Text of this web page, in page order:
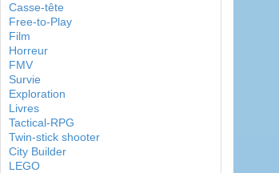
Casse-tête
Free-to-Play
Film
Horreur
FMV
Survie
Exploration
Livres
Tactical-RPG
Twin-stick shooter
City Builder
LEGO